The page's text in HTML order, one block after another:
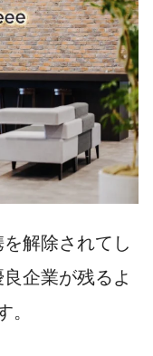
解除されてし
企業が残るよ
。